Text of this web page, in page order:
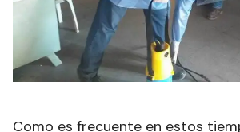
Como es frecuente en estos